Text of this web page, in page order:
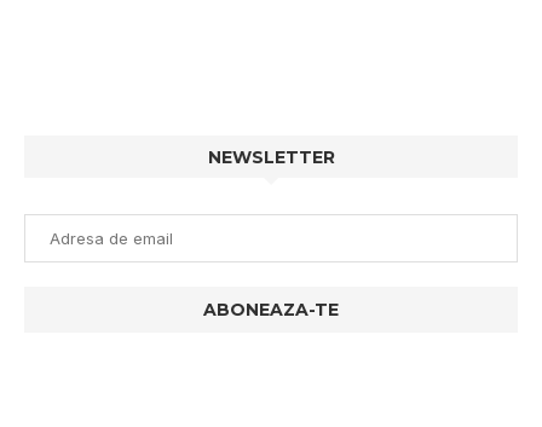
NEWSLETTER